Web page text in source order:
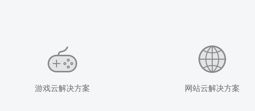
游戏云解决方案 网站云解决方案